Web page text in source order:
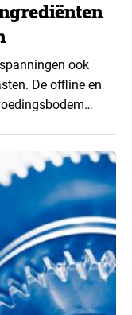
ook
De offline en
maximaliseren